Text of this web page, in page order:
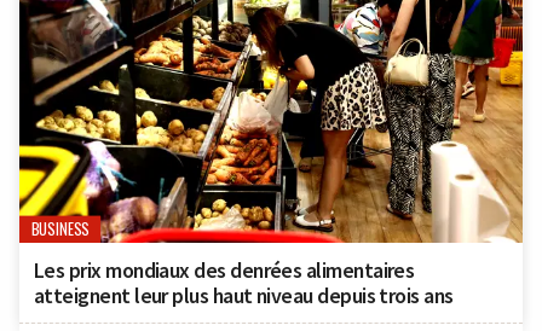
BUSINESS
Les prix mondiaux des denrées alimentaires
atteignent leur plus haut niveau depuis trois ans